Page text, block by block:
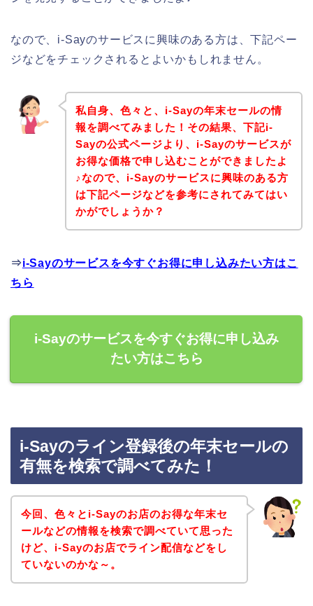
なので、i-Sayのサービスに興味のある方は、下記ペー
ジなどをチェックされるとよいかもしれません。
私自身、色々と、i-Sayの年末セールの情
報を調べてみました！その結果、下記i-
Sayの公式ページより、i-Sayのサービスが
お得な価格で申し込むことができましたよ
♪なので、i-Sayのサービスに興味のある方
は下記ページなどを参考にされてみてはい
かがでしょうか？
⇒i-Sayのサービスを今すぐお得に申し込みたい方はこ
ちら
i-Sayのサービスを今すぐお得に申し込み
たい方はこちら
i-Sayのライン登録後の年末セールの
有無を検索で調べてみた！
今回、色々とi-Sayのお店のお得な年末セ
ールなどの情報を検索で調べていて思った
けど、i-Sayのお店でライン配信などをし
ていないのかな～。